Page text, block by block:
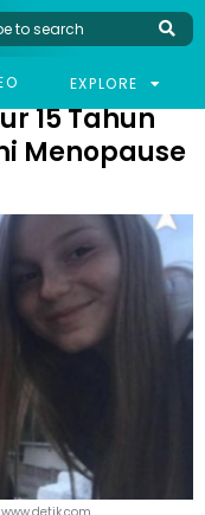
EXPLORE
YANG SUDAH MENGALAMI
15 Tahun
Menopause